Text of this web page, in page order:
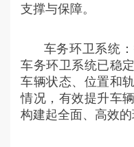
支撑与保障。
车务环卫系统
车务环卫系统已稳
车辆状态、位置和
情况，有效提升车
构建起全面、高效的